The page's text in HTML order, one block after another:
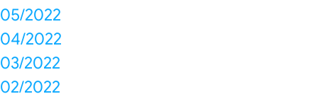
05/2022
04/2022
03/2022
02/2022